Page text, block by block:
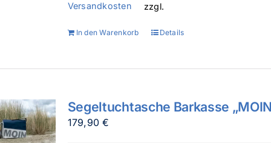
zzgl.
Versandkosten
In den Warenkorb Details
Segeltuchtasche Barkasse
179,90€